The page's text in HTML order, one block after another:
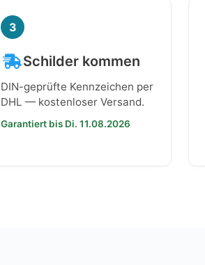
3
Schilder kommen
DIN-geprüfte Kennzeichen per
DHL — kostenloser Versand.
Garantiert bis Di. 11.08.2026